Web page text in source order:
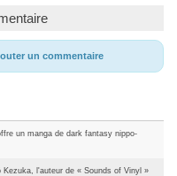
un commentaire
un manga de dark fantasy nippo-
Kezuka, l'auteur de « Sounds of Vinyl »